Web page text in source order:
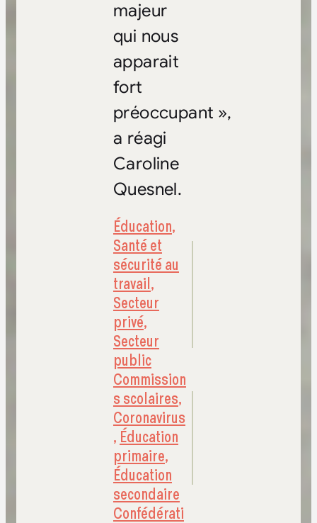
majeur
qui nous
apparait
fort
préoccupant »,
a réagi
Caroline
Quesnel.
Éducation,
Santé et
sécurité au
travail,
Secteur
privé,
Secteur
public
Commission
s scolaires,
Coronavirus
,Éducation
primaire,
Éducation
secondaire
Confédérati